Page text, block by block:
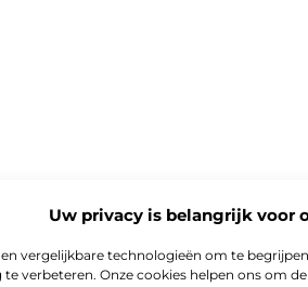
Uw privacy is belangrijk voor
vergelijkbare technologieën om te
verbeteren. Onze cookies helpen ons om